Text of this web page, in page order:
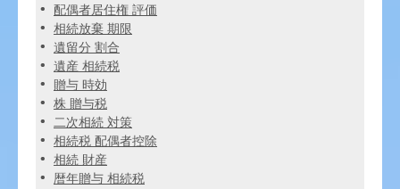
配偶者居住権 評価
相続放棄 期限
遺留分 割合
遺産 相続税
贈与 時効
株 贈与税
二次相続 対策
相続税 配偶者控除
相続 財産
暦年贈与 相続税